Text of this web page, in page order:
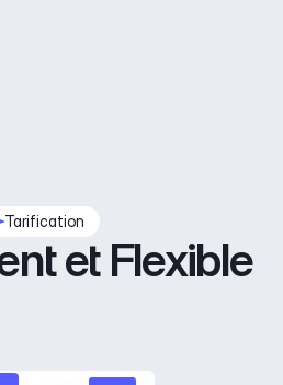
Tarification
et Flexible